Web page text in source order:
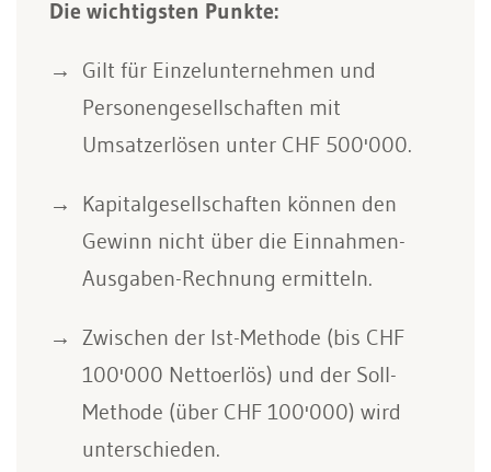
Die wichtigsten Punkte:
Gilt für Einzelunternehmen und
Personengesellschaften mit
Umsatzerlösen unter CHF 500'000.
Kapitalgesellschaften können den
Gewinn nicht über die Einnahmen-
Ausgaben-Rechnung ermitteln.
Zwischen der Ist-Methode (bis CHF
100'000 Nettoerlös) und der Soll-
Methode (über CHF 100'000) wird
unterschieden.